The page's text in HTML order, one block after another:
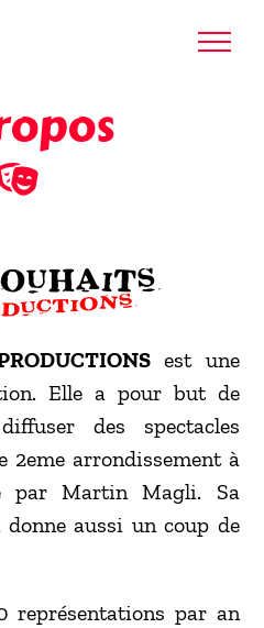
est une
Elle a pour but de
des spectacles
2eme arrondissement à
par Martin Magli. Sa
aussi un coup de
représentations par an